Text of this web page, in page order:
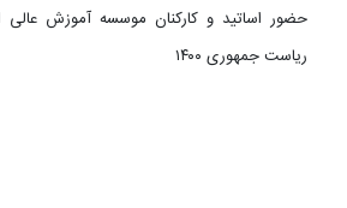
حضور اساتید و کارکنان موسسه آموزش عالی
ریاست جمهوری ۱۴۰۰